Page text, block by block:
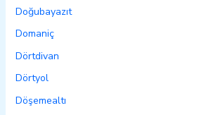
Doğubayazıt
Domaniç
Dörtdivan
Dörtyol
Döşemealtı